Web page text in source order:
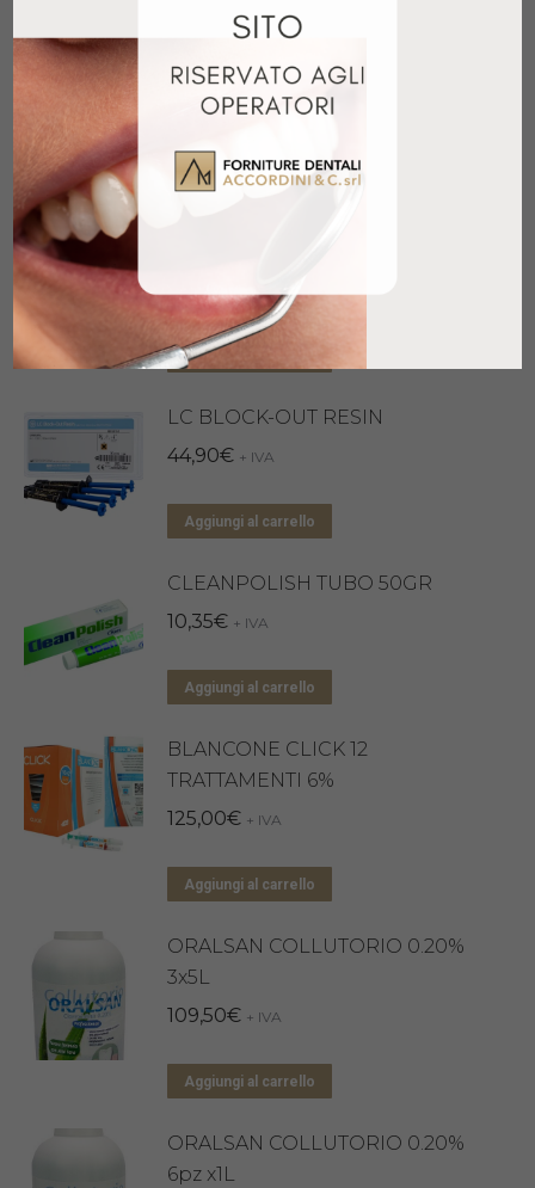
Prodotti correlati
82,10€ + IVA
Aggiungi al carrello
LC BLOCK-OUT RESIN
44,90€ + IVA
Aggiungi al carrello
CLEANPOLISH TUBO 50GR
10,35€ + IVA
Aggiungi al carrello
BLANCONE CLICK 12
TRATTAMENTI 6%
125,00€ + IVA
Aggiungi al carrello
ORALSAN COLLUTORIO 0.20%
3x5L
109,50€ + IVA
Aggiungi al carrello
ORALSAN COLLUTORIO 0.20%
6pz x1L